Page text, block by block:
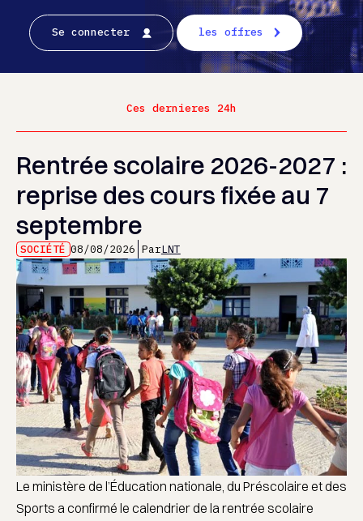
Se connecter les offres
Ces dernieres 24h
Rentrée scolaire 2026-2027 :
reprise des cours fixée au 7
septembre
SOCIÉTÉ 08/08/2026 ParLNT
Le ministère de l’Éducation nationale, du Préscolaire et des
Sports a confirmé le calendrier de la rentrée scolaire